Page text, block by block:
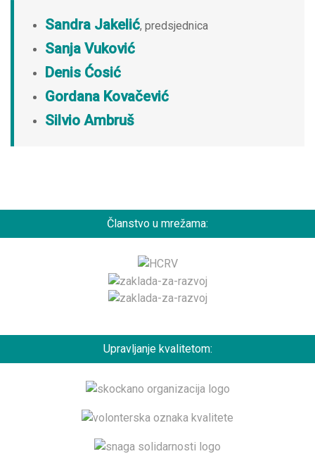
Sandra Jakelić, predsjednica
Sanja Vuković
Denis Ćosić
Gordana Kovačević
Silvio Ambruš
Članstvo u mrežama:
Upravljanje kvalitetom: